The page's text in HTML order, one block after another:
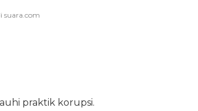
praktik korupsi.